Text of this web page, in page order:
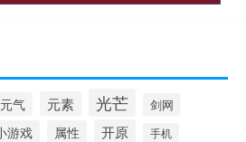
元气 元素 光芒 剑网
游戏 属性 开原 手机